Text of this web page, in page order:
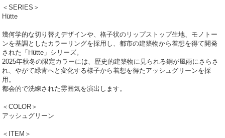
＜SERIES＞
Hütte
幾何学的な切り替えデザインや、格子状のリップストップ生地、モノトー
ンを基調としたカラーリングを採用し、都市の建築物から着想を得て開発
された「Hütte」シリーズ。
2025年秋冬の限定カラーには、歴史的建築物に見られる銅が風雨にさらさ
れ、やがて緑青へと変化する様子から着想を得たアッシュグリーンを採
用。
都会的で洗練された雰囲気を演出します。
＜COLOR＞
アッシュグリーン
＜ITEM＞